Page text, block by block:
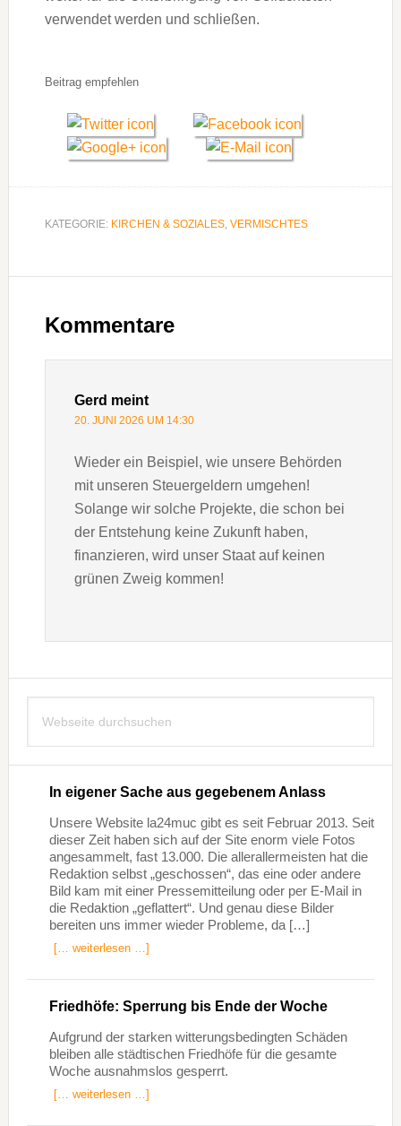
verwendet werden und schließen.
Beitrag empfehlen
KATEGORIE: KIRCHEN & SOZIALES, VERMISCHTES
Interaktionen
Kommentare
Gerd meint
20. JUNI 2026 UM 14:30
Wieder ein Beispiel, wie unsere Behörden
mit unseren Steuergeldern umgehen!
Solange wir solche Projekte, die schon bei
der Entstehung keine Zukunft haben,
finanzieren, wird unser Staat auf keinen
grünen Zweig kommen!
Seitenspalte
durchsuchen
In eigener Sache aus gegebenem Anlass
Unsere Website la24muc gibt es seit Februar 2013. Seit
dieser Zeit haben sich auf der Site enorm viele Fotos
angesammelt, fast 13.000. Die allerallermeisten hat die
Redaktion selbst „geschossen“, das eine oder andere
Bild kam mit einer Pressemitteilung oder per E-Mail in
die Redaktion „geflattert“. Und genau diese Bilder
bereiten uns immer wieder Probleme, da […]
[… weiterlesen …]
Friedhöfe: Sperrung bis Ende der Woche
Aufgrund der starken witterungsbedingten Schäden
bleiben alle städtischen Friedhöfe für die gesamte
Woche ausnahmslos gesperrt.
[… weiterlesen …]